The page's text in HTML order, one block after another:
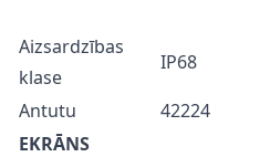
Aizsardzības
klase
IP68
Antutu
42224
EKRĀNS